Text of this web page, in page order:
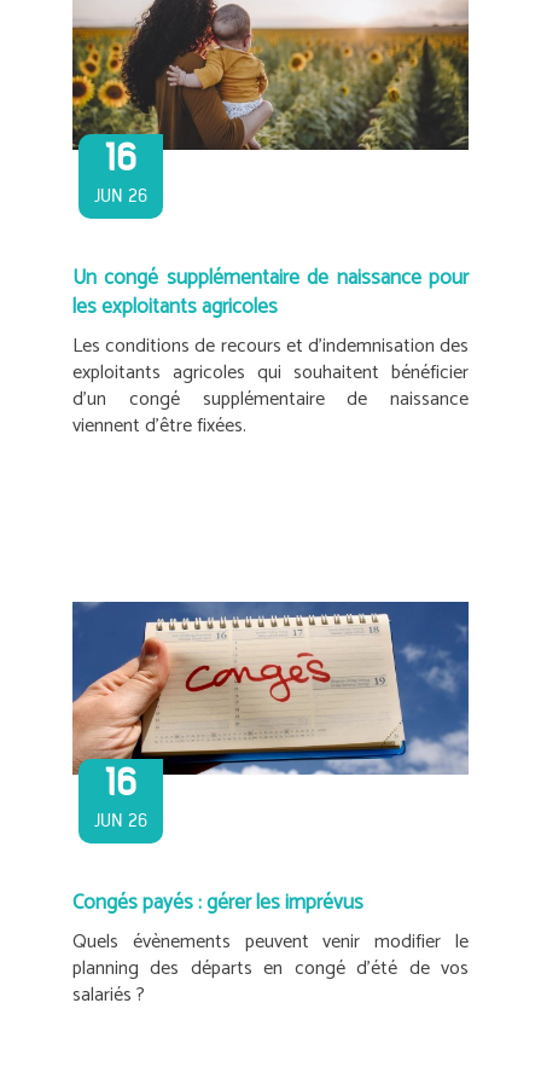
16
JUN 26
Un congé supplémentaire de naissance pour
les exploitants agricoles
Les conditions de recours et d’indemnisation des
exploitants agricoles qui souhaitent bénéficier
d’un congé supplémentaire de naissance
viennent d’être fixées.
16
JUN 26
Congés payés : gérer les imprévus
Quels évènements peuvent venir modifier le
planning des départs en congé d’été de vos
salariés ?